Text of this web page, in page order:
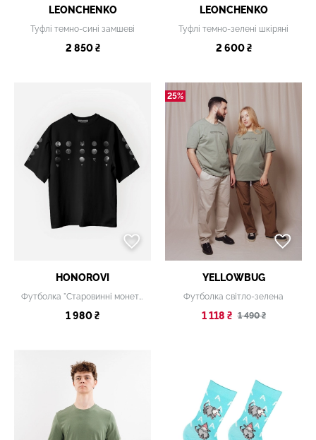
LEONCHENKO
Туфлі темно-сині замшеві
2 850 ₴
LEONCHENKO
Туфлі темно-зелені шкіряні
2 600 ₴
HONOROVI
Футболка "Старовинні монети"
1 980 ₴
25%
YELLOWBUG
Футболка світло-зелена
1 118 ₴ 1 490 ₴